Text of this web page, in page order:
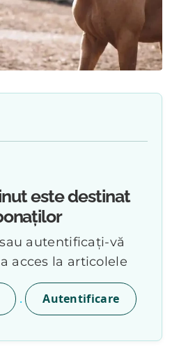
este destinat
autentificați-vă
acces la articolele
. Autentificare